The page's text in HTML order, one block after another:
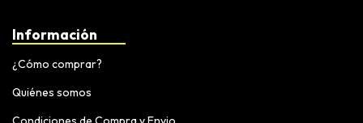
Información
¿Cómo comprar?
Quiénes somos